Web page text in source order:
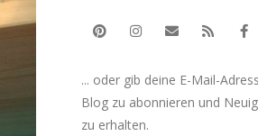
... oder gib deine E-Mail-
Blog zu abonnieren und
zu erhalten.